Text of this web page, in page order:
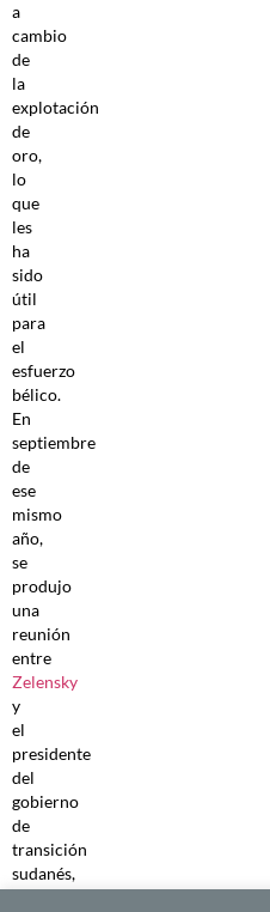
a
cambio
de
la
explotación
de
oro,
lo
que
les
ha
sido
útil
para
el
esfuerzo
bélico.
En
septiembre
de
ese
mismo
año,
se
produjo
una
reunión
entre
Zelensky
y
el
presidente
del
gobierno
de
transición
sudanés,